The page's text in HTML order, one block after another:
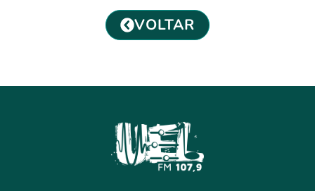
VOLTAR